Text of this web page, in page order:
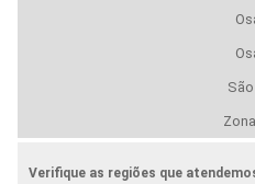
Verifique as regiões que